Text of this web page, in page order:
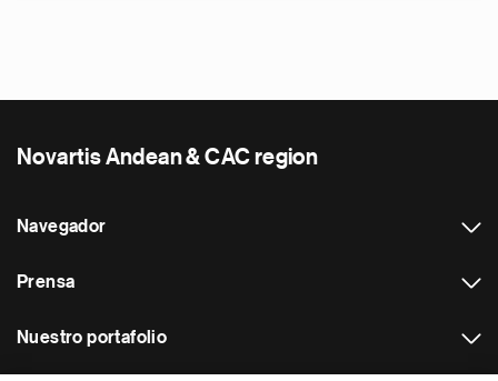
Novartis Andean & CAC region
Navegador
Prensa
Nuestro portafolio